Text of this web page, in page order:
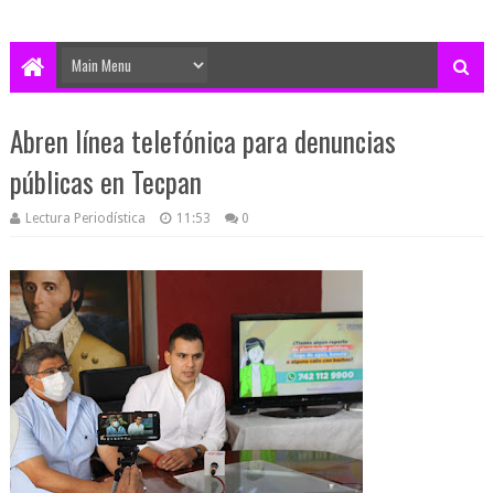
Abren línea telefónica para denuncias
públicas en Tecpan
Lectura Periodística 11:53 0